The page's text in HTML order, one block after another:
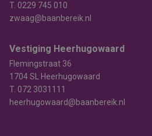
T. 0229 745 010
zwaag@baanbereik.nl
Vestiging Heerhugowaard
Flemingstraat 36
1704 SL Heerhugowaard
T. 072 3031111
heerhugowaard@baanbereik.nl